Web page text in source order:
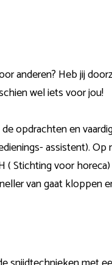
anderen? Heb jij
wel iets voor jou!
opdrachten en
assistent). Op
( Stichting voor horeca)
van gaat kloppen